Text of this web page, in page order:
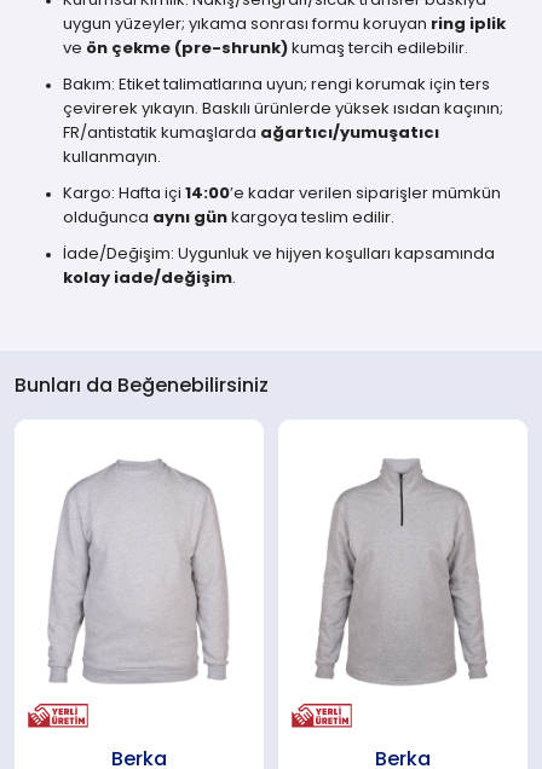
uygun yüzeyler; yıkama sonrası formu koruyan ring iplik
ve ön çekme (pre-shrunk) kumaş tercih edilebilir.
Bakım: Etiket talimatlarına uyun; rengi korumak için ters
çevirerek yıkayın. Baskılı ürünlerde yüksek ısıdan kaçının;
FR/antistatik kumaşlarda ağartıcı/yumuşatıcı
kullanmayın.
Kargo: Hafta içi 14:00’e kadar verilen siparişler mümkün
olduğunca aynı gün kargoya teslim edilir.
İade/Değişim: Uygunluk ve hijyen koşulları kapsamında
kolay iade/değişim
Bunları da Beğenebilirsiniz
Berka
Berka